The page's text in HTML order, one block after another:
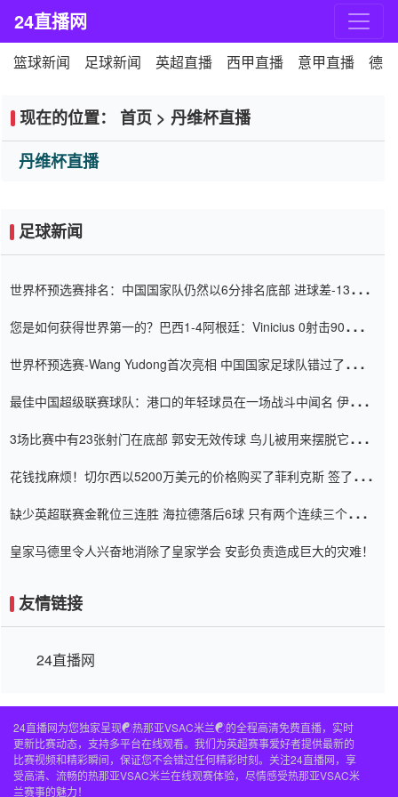
24直播网
篮球新闻 足球新闻 英超直播 西甲直播 意甲直播 德
现在的位置： 首页 > 丹维杯直播
丹维杯直播
足球新闻
世界杯预选赛排名：中国国家队仍然以6分排名底部 进球差-13令人
您是如何获得世界第一的？巴西1-4阿根廷：Vinicius 0射击90分钟
世界杯预选赛-Wang Yudong首次亮相 中国国家足球队错过了世界
最佳中国超级联赛球队：港口的年轻球员在一场战斗中闻名 伊万放
3场比赛中有23张射门在底部 郭安无效传球 鸟儿被用来摆脱它
花钱找麻烦！切尔西以5200万美元的价格购买了菲利克斯 签了7年
缺少英超联赛金靴位三连胜 海拉德落后6球 只有两个连续三个连续
皇家马德里令人兴奋地消除了皇家学会 安彭负责造成巨大的灾难！
友情链接
24直播网
24直播网为您独家呈现☯️热那亚VSAC米兰☯️的全程高清免费直播，实时
更新比赛动态，支持多平台在线观看。我们为英超赛事爱好者提供最新的
比赛视频和精彩瞬间，保证您不会错过任何精彩时刻。关注24直播网，享
受高清、流畅的热那亚VSAC米兰在线观赛体验，尽情感受热那亚VSAC米
兰赛事的魅力！